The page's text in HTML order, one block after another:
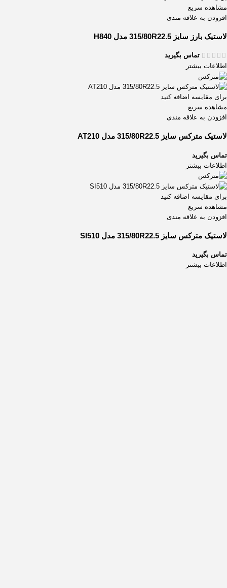
مشاهده سریع
افزودن به علاقه مندی
لاستیک بارز سایز 315/80R22.5 مدل H840
تماس بگیرید
اطلاعات بیشتر
برای مقایسه اضافه کنید
مشاهده سریع
افزودن به علاقه مندی
لاستیک مترکس سایز 315/80R22.5 مدل AT210
تماس بگیرید
اطلاعات بیشتر
برای مقایسه اضافه کنید
مشاهده سریع
افزودن به علاقه مندی
لاستیک مترکس سایز 315/80R22.5 مدل SI510
تماس بگیرید
اطلاعات بیشتر